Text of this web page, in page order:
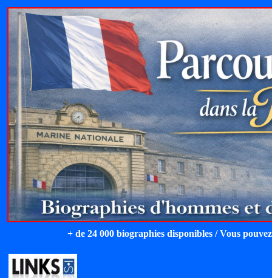
+ de 24 000 biographies disponibles / Vous